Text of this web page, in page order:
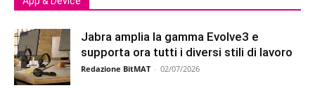
Jabra amplia la gamma Evolve3 e
supporta ora tutti i diversi stili di lavoro
Redazione BitMAT - 02/07/2026